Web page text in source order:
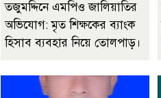
তজুমদ্দিনে এমপিও জালিয়াতির
অভিযোগ: মৃত শিক্ষকের ব্যাংক
হিসাব ব্যবহার নিয়ে তোলপাড়।